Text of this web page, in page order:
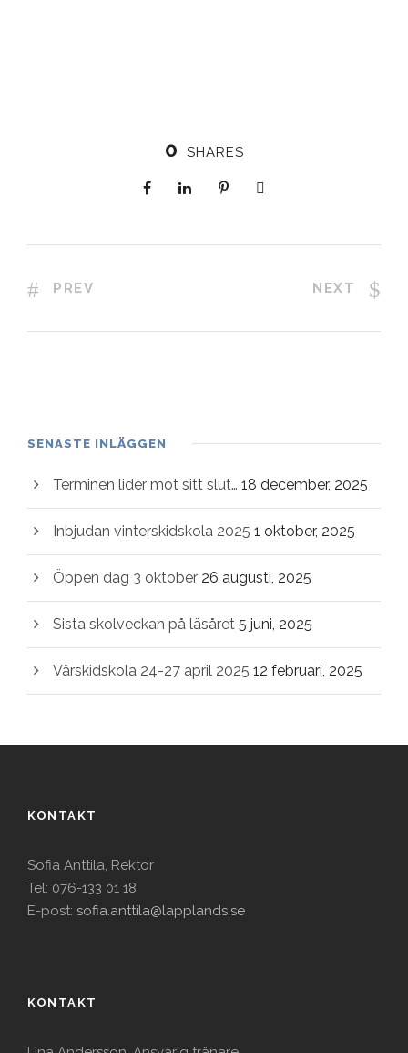
0 SHARES
PREV NEXT
SENASTE INLÄGGEN
Terminen lider mot sitt slut… 18 december, 2025
Inbjudan vinterskidskola 2025 1 oktober, 2025
Öppen dag 3 oktober 26 augusti, 2025
Sista skolveckan på läsåret 5 juni, 2025
Vårskidskola 24-27 april 2025 12 februari, 2025
KONTAKT
Sofia Anttila, Rektor
Tel: 076-133 01 18
E-post: sofia.anttila@lapplands.se
KONTAKT